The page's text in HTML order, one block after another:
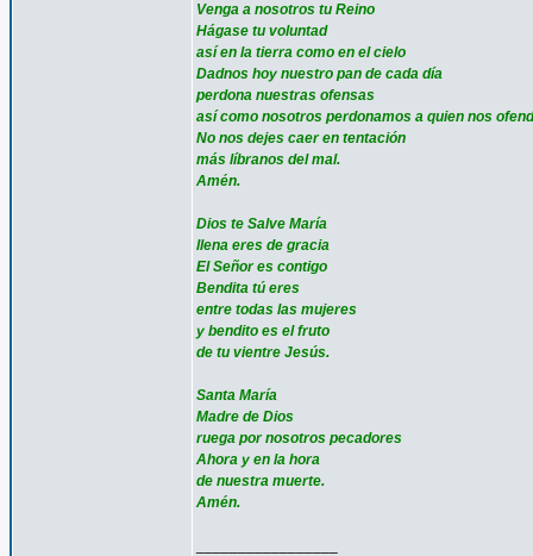
Venga a nosotros tu Reino
Hágase tu voluntad
así en la tierra como en el cielo
Dadnos hoy nuestro pan de cada día
perdona nuestras ofensas
así como nosotros perdonamos a quien nos
No nos dejes caer en tentación
más líbranos del mal.
Amén.
Dios te Salve María
llena eres de gracia
El Señor es contigo
Bendita tú eres
entre todas las mujeres
y bendito es el fruto
de tu vientre Jesús.
Santa María
Madre de Dios
ruega por nosotros pecadores
Ahora y en la hora
de nuestra muerte.
Amén.